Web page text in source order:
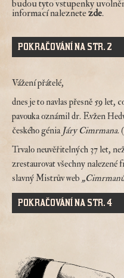
budou tyto vstupenky
informací naleznetezde.
POKRAČOVÁNÍ NA STR. 2
Vážení přátelé,
dnes je to navlas přesně 59 let,
pavouka oznámil dr. Evžen
českého génia Járy Cimrmana.
Trvalo neuvěřitelných 37 let,
zrestaurovat všechny
slavný Mistrův web
POKRAČOVÁNÍ NA STR. 4